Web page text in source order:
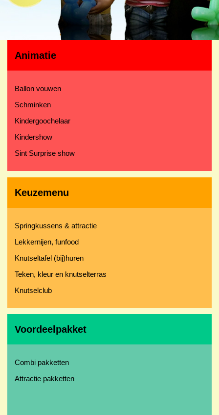
Animatie
Ballon vouwen
Schminken
Kindergoochelaar
Kindershow
Sint Surprise show
Keuzemenu
Springkussens & attractie
Lekkernijen, funfood
Knutseltafel (bij)huren
Teken, kleur en knutselterras
Knutselclub
Voordeelpakket
Combi pakketten
Attractie pakketten